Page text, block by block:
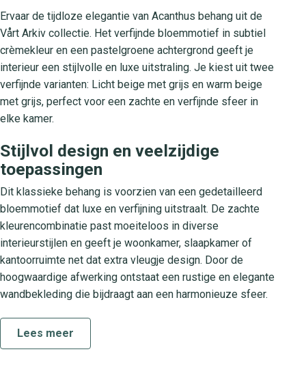
Ervaar de tijdloze elegantie van Acanthus behang uit de
Vårt Arkiv collectie. Het verfijnde bloemmotief in subtiel
crèmekleur en een pastelgroene achtergrond geeft je
interieur een stijlvolle en luxe uitstraling. Je kiest uit twee
verfijnde varianten: Licht beige met grijs en warm beige
met grijs, perfect voor een zachte en verfijnde sfeer in
elke kamer.
Stijlvol design en veelzijdige
toepassingen
Dit klassieke behang is voorzien van een gedetailleerd
bloemmotief dat luxe en verfijning uitstraalt. De zachte
kleurencombinatie past moeiteloos in diverse
interieurstijlen en geeft je woonkamer, slaapkamer of
kantoorruimte net dat extra vleugje design. Door de
hoogwaardige afwerking ontstaat een rustige en elegante
wandbekleding die bijdraagt aan een harmonieuze sfeer.
Over de collectie Vårt Arkiv
De collectie Vårt Arkiv brengt een unieke mix van klassiek
Lees meer